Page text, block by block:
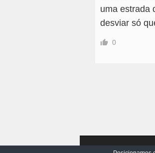
uma estrada
desviar só
0